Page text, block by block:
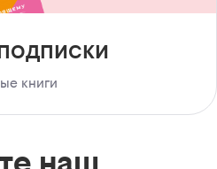
книги